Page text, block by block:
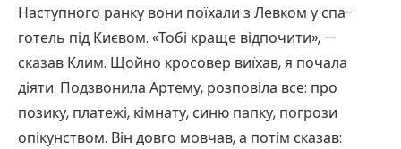
Наступного ранку вони поїхали з Левком у спа-
готель під Києвом. «Тобі краще відпочити», —
сказав Клим. Щойно кросовер виїхав, я почала
діяти. Подзвонила Артему, розповіла все: про
позику, платежі, кімнату, синю папку, погрози
опікунством. Він довго мовчав, а потім сказав: